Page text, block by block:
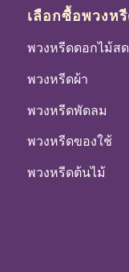
เลือกซื้อพวงห
พวงหรีดดอกไม้สด
พวงหรีดผ้า
พวงหรีดพัดลม
พวงหรีดของใช้
พวงหรีดต้นไม้